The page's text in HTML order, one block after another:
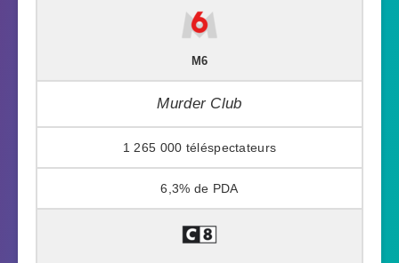
M6
Murder Club
1 265 000
6,3%